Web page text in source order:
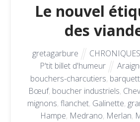
Le nouvel
des
gretagarbure
P'tit billet d'humeur
bouchers-charcutiers,
Bœuf, boucher industriels,
mignons, flanchet, Galinette,
Hampe, Medrano, Merlan,